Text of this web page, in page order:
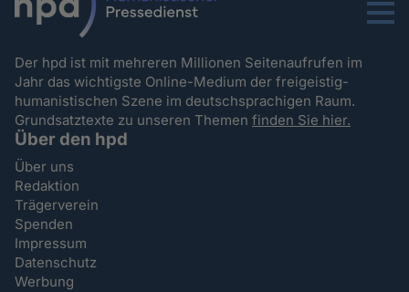
Menu
Der hpd ist mit mehreren Millionen Seitenaufrufen im
Jahr das wichtigste Online-Medium der freigeistig-
humanistischen Szene im deutschsprachigen Raum.
Grundsatztexte zu unseren Themenfinden Sie hier.
Über den hpd
Über uns
Redaktion
Trägerverein
Spenden
Impressum
Datenschutz
Werbung